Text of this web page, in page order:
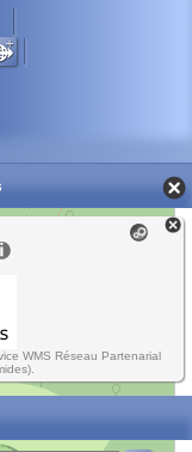
WMS Réseau Partenarial